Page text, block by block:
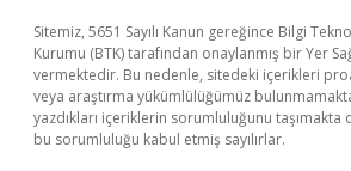
Sitemiz, 5651 Sayılı Kanun gereğince Bilgi
Kurumu (BTK) tarafından onaylanmış bir Yer
vermektedir. Bu nedenle, sitedeki içerikleri
veya araştırma yükümlülüğümüz
yazdıkları içeriklerin sorumluluğunu
bu sorumluluğu kabul etmiş sayılırlar.